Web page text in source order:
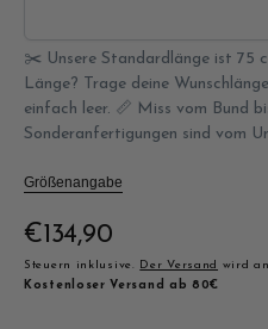
✂️ Unsere Standardlänge ist 75
Länge? Trage deine
einfach leer. 📏 Miss vom Bund
Sonderanfertigungen sind vom
Größenangabe
Normaler
€134,90
Steuern inklusive. Der Versand wird
Kostenloser Versand ab 80€